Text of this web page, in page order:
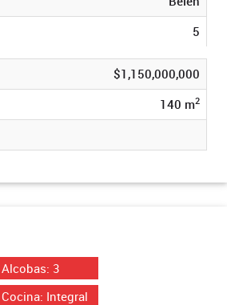
5
$1,150,000,000
140 m2
Alcobas: 3
Cocina: Integral